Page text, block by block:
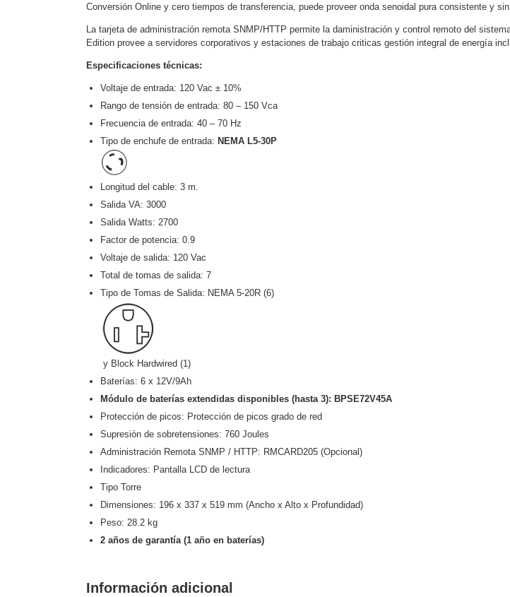
Software VMS y Analíticas
EPCOM Cloud
HIKVISION Honeywell Wisenet Wave
XMR CEIBAII /
Videograbadoras Móviles, Dash Cams y Body Cams
Videoporteros e Interfonos
Accesorios Intercomunicadores
Conversión Online y cero tiempos de transferencia, puede proveer onda senoidal pura consistente y
La tarjeta de administración remota SNMP/HTTP permite la daministración y control remoto del
Edition provee a servidores corporativos y estaciones de trabajo criticas gestión integral de energía
Especificaciones técnicas:
Voltaje de entrada: 120 Vac ± 10%
Rango de tensión de entrada: 80 – 150 Vca
Frecuencia de entrada: 40 – 70 Hz
Tipo de enchufe de entrada: NEMA L5-30P
Longitud del cable: 3 m.
Salida VA: 3000
Salida Watts: 2700
Factor de potencia: 0.9
Voltaje de salida: 120 Vac
Total de tomas de salida: 7
Tipo de Tomas de Salida: NEMA 5-20R (6)
y Block Hardwired (1)
Baterías: 6 x 12V/9Ah
Módulo de baterías extendidas disponibles (hasta 3): BPSE72V45A
Protección de picos: Protección de picos grado de red
Supresión de sobretensiones: 760 Joules
Administración Remota SNMP / HTTP: RMCARD205 (Opcional)
Indicadores: Pantalla LCD de lectura
Tipo Torre
Dimensiones: 196 x 337 x 519 mm (Ancho x Alto x Profundidad)
Peso: 28.2 kg
2 años de garantía (1 año en baterías)
Información adicional